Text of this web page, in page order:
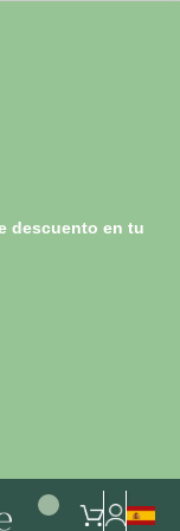
descuento en tu